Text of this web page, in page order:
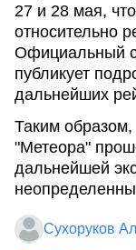
27 и 28 мая,
относительно
Официальный
публикует
дальнейших
Таким образом,
"Метеора"
дальнейшей
Сухоруков